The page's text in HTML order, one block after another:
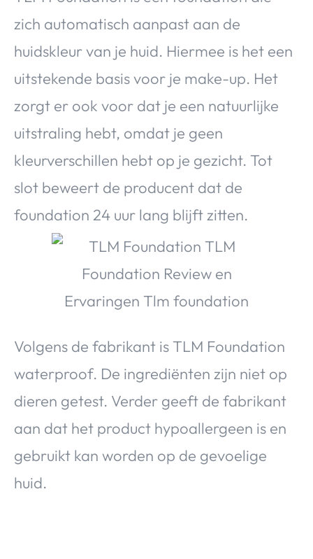
zich automatisch aanpast aan de
huidskleur van je huid. Hiermee is het een
uitstekende basis voor je make-up. Het
zorgt er ook voor dat je een natuurlijke
uitstraling hebt, omdat je geen
kleurverschillen hebt op je gezicht. Tot
slot beweert de producent dat de
foundation 24 uur lang blijft zitten.
Volgens de fabrikant is TLM Foundation
waterproof. De ingrediënten zijn niet op
dieren getest. Verder geeft de fabrikant
aan dat het product hypoallergeen is en
gebruikt kan worden op de gevoelige
huid.